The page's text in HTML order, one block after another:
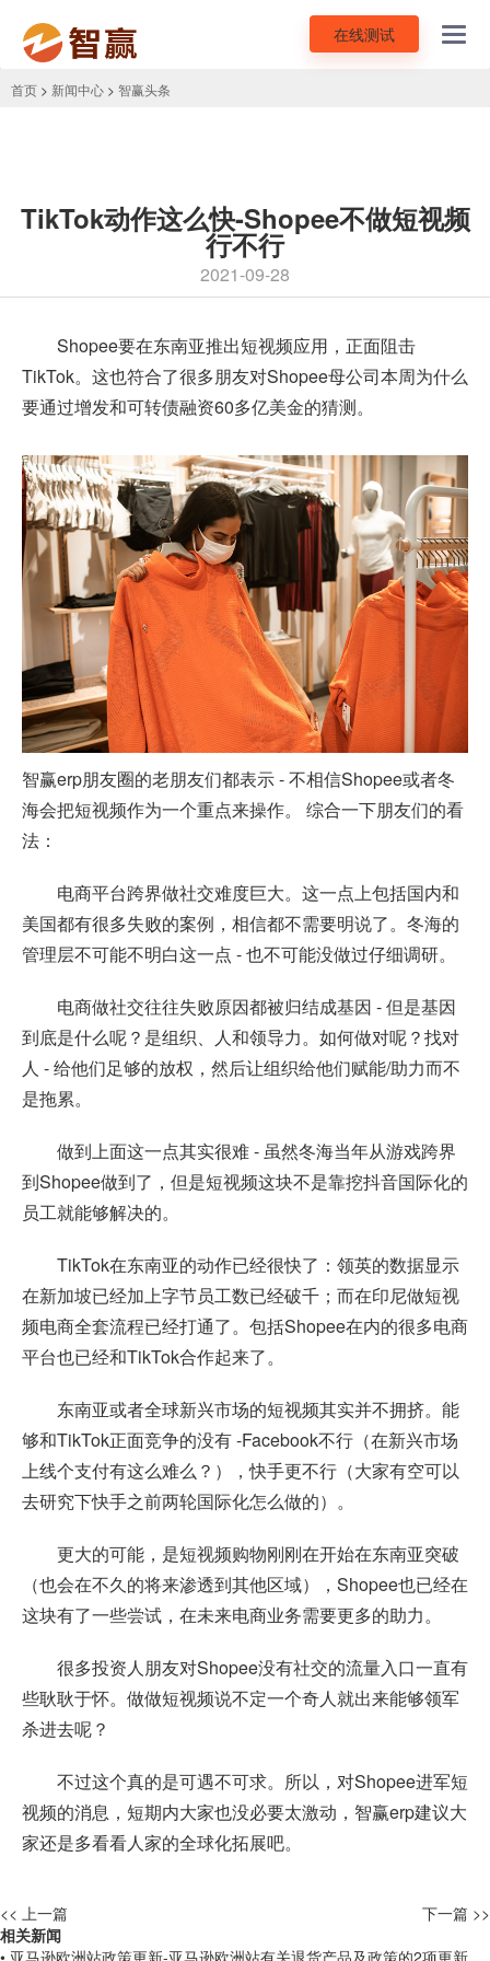
在线测试
首页 > 新闻中心 > 智赢头条
TikTok动作这么快-Shopee不做短视频
行不行
2021-09-28
Shopee要在东南亚推出短视频应用，正面阻击
TikTok。这也符合了很多朋友对Shopee母公司本周为什么
要通过增发和可转债融资60多亿美金的猜测。
智赢erp朋友圈的老朋友们都表示 - 不相信Shopee或者冬
海会把短视频作为一个重点来操作。 综合一下朋友们的看
法：
电商平台跨界做社交难度巨大。这一点上包括国内和
美国都有很多失败的案例，相信都不需要明说了。冬海的
管理层不可能不明白这一点 - 也不可能没做过仔细调研。
电商做社交往往失败原因都被归结成基因 - 但是基因
到底是什么呢？是组织、人和领导力。如何做对呢？找对
人 - 给他们足够的放权，然后让组织给他们赋能/助力而不
是拖累。
做到上面这一点其实很难 - 虽然冬海当年从游戏跨界
到Shopee做到了，但是短视频这块不是靠挖抖音国际化的
员工就能够解决的。
TikTok在东南亚的动作已经很快了：领英的数据显示
在新加坡已经加上字节员工数已经破千；而在印尼做短视
频电商全套流程已经打通了。包括Shopee在内的很多电商
平台也已经和TikTok合作起来了。
东南亚或者全球新兴市场的短视频其实并不拥挤。能
够和TikTok正面竞争的没有 -Facebook不行（在新兴市场
上线个支付有这么难么？），快手更不行（大家有空可以
去研究下快手之前两轮国际化怎么做的）。
更大的可能，是短视频购物刚刚在开始在东南亚突破
（也会在不久的将来渗透到其他区域），Shopee也已经在
这块有了一些尝试，在未来电商业务需要更多的助力。
很多投资人朋友对Shopee没有社交的流量入口一直有
些耿耿于怀。做做短视频说不定一个奇人就出来能够领军
杀进去呢？
不过这个真的是可遇不可求。所以，对Shopee进军短
视频的消息，短期内大家也没必要太激动，智赢erp建议大
家还是多看看人家的全球化拓展吧。
<< 上一篇
下一篇 >>
相关新闻
• 亚马逊欧洲站政策更新-亚马逊欧洲站有关退货产品及政策的2项更新